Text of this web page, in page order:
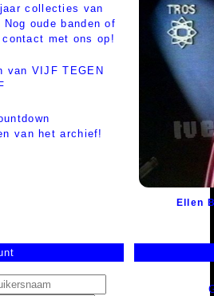
collecties van
oude banden of
contact met ons op!
van VIJF TEGEN
van het archief!
Ellen